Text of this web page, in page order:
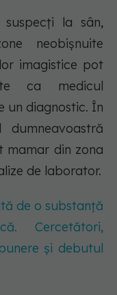
suspecți la sân,
neobișnuite
imagistice pot
ca medicul
un diagnostic. În
mamar din zona
de laborator.
de o substanță
Cercetători,
și debutul